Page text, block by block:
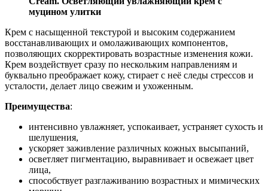
муцином улитки
Крем с насыщенной текстурой и высоким содержанием
восстанавливающих и омолаживающих компонентов,
позволяющих скорректировать возрастные изменения кожи.
Крем воздействует сразу по нескольким направлениям и
буквально преображает кожу, стирает с неё следы стрессов и
усталости, делает лицо свежим и ухоженным.
Преимущества:
интенсивно увлажняет, успокаивает, устраняет сухость и
шелушения,
ускоряет заживление различных кожных высыпаний,
осветляет пигментацию, выравнивает и освежает цвет
лица,
способствует разглаживанию возрастных и мимических